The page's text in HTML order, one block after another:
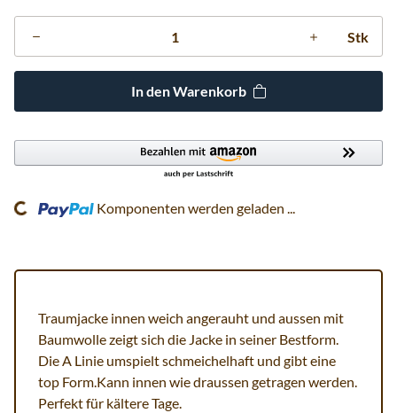
Stk
In den Warenkorb
Komponenten werden geladen ...
Traumjacke innen weich angerauht und aussen mit
Baumwolle zeigt sich die Jacke in seiner Bestform.
Die A Linie umspielt schmeichelhaft und gibt eine
top Form.Kann innen wie draussen getragen werden.
Perfekt für kältere Tage.